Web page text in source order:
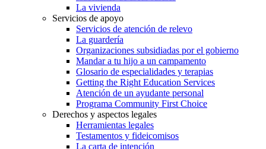
La vivienda
Servicios de apoyo
Servicios de atención de relevo
La guardería
Organizaciones subsidiadas por el gobierno
Mandar a tu hijo a un campamento
Glosario de especialidades y terapias
Getting the Right Education Services
Atención de un ayudante personal
Programa Community First Choice
Derechos y aspectos legales
Herramientas legales
Testamentos y fideicomisos
La carta de intención